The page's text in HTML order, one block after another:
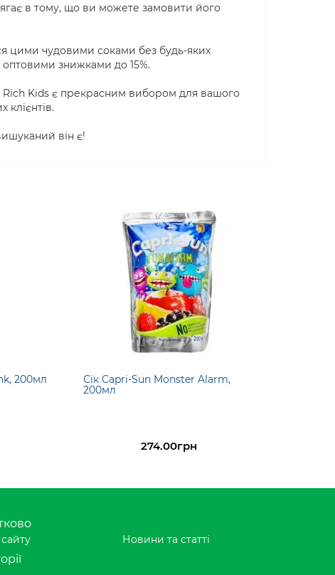
в тому, що ви можете замовити його
цими чудовими соками без будь-яких
оптовими знижками до 15%.
Rich Kids є прекрасним вибором для вашого
він є!
200мл
Сік Capri-Sun Monster Alarm,
200мл
274.00грн
Новини та статті